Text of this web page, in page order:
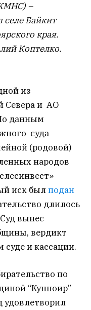
–
селе Байкит
края.
Коптелко.
из
Севера и АО
данным
суда
(родовой)
народов
иск былподан
длилось
вынес
вердикт
суде и кассации.
по
“Кунноир”
удовлетворил